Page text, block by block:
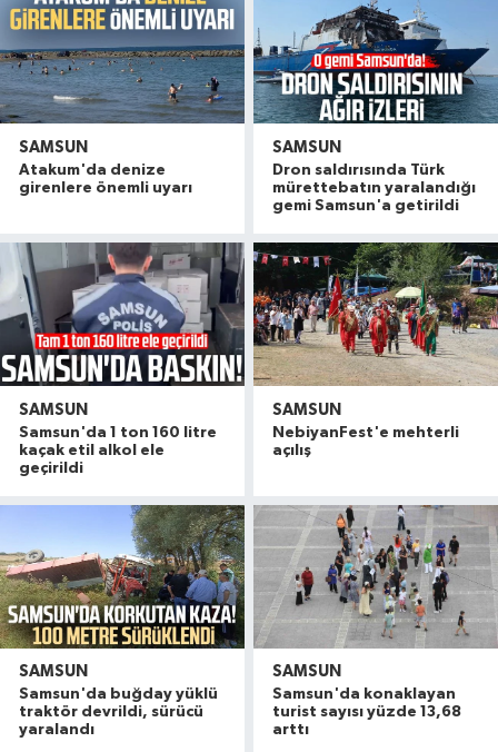
SAMSUN
Atakum'da denize
girenlere önemli uyarı
SAMSUN
Dron saldırısında Türk
mürettebatın yaralandığı
gemi Samsun'a getirildi
SAMSUN
Samsun'da 1 ton 160 litre
kaçak etil alkol ele
geçirildi
SAMSUN
NebiyanFest'e mehterli
açılış
SAMSUN
Samsun'da buğday yüklü
traktör devrildi, sürücü
yaralandı
SAMSUN
Samsun'da konaklayan
turist sayısı yüzde 13,68
arttı
19:58 |Havza'da 11 yıl 8 ay hapis cezasıyla aranan
16:49 |Dron saldırısına uğrayan geminin içi
16:40 | Samsunspor’dan Kasımpaşa karşısında ilk